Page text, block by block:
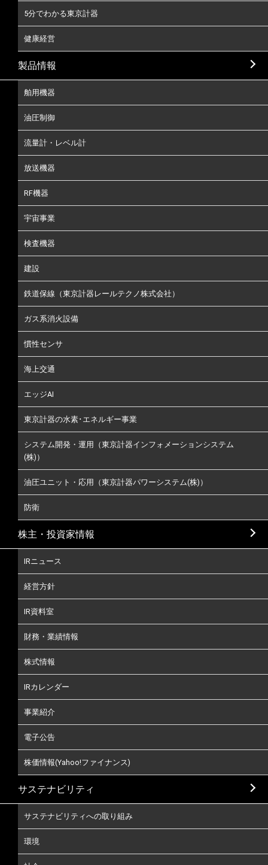
5分でわかる東京計器
健康経営
製品情報
舶用機器
油圧制御
流量計・レベル計
放送機器
RF機器
宇宙事業
検査機器
建設
鉄道保線（東京計器レールテクノ株式会社）
ガス系消火設備
慣性センサ
海上交通
エッジAI
東京計器の水素･エネルギー事業
システム開発・運用（東京計器インフォメーションシステム
(株)）
油圧ユニット・応用（東京計器パワーシステム(株)）
防衛
株主・投資家情報
IRニュース
経営方針
IR資料室
財務・業績情報
株式情報
IRカレンダー
事業紹介
電子公告
株価情報(Yahoo!ファイナンス)
サステナビリティ
サステナビリティへの取り組み
環境